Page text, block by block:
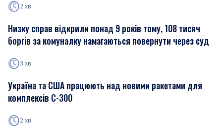
2 хв
Низку справ відкрили понад 9 років тому, 108 тисяч
боргів за комуналку намагаються повернути через суд
3 хв
Україна та США працюють над новими ракетами для
комплексів С-300
2 хв